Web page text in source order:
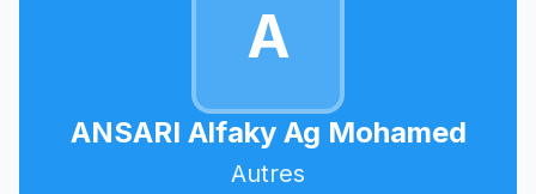
A
ANSARI Alfaky Ag Mohamed
Autres